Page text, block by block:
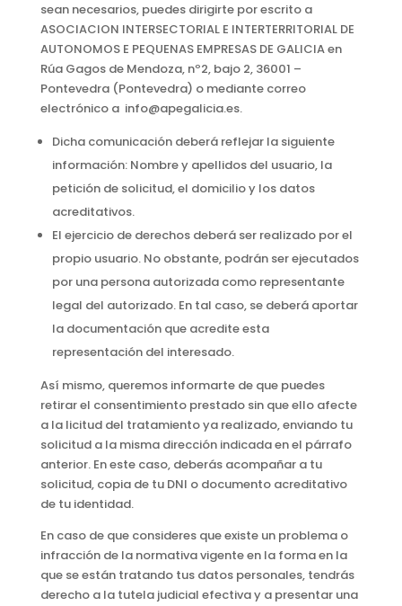
sean necesarios, puedes dirigirte por escrito a
ASOCIACION INTERSECTORIAL E INTERTERRITORIAL DE
AUTONOMOS E PEQUENAS EMPRESAS DE GALICIA en
Rúa Gagos de Mendoza, nº2, bajo 2, 36001 –
Pontevedra (Pontevedra) o mediante correo
electrónico a info@apegalicia.es.
Dicha comunicación deberá reflejar la siguiente
información: Nombre y apellidos del usuario, la
petición de solicitud, el domicilio y los datos
acreditativos.
El ejercicio de derechos deberá ser realizado por el
propio usuario. No obstante, podrán ser ejecutados
por una persona autorizada como representante
legal del autorizado. En tal caso, se deberá aportar
la documentación que acredite esta
representación del interesado.
Así mismo, queremos informarte de que puedes
retirar el consentimiento prestado sin que ello afecte
a la licitud del tratamiento ya realizado, enviando tu
solicitud a la misma dirección indicada en el párrafo
anterior. En este caso, deberás acompañar a tu
solicitud, copia de tu DNI o documento acreditativo
de tu identidad.
En caso de que consideres que existe un problema o
infracción de la normativa vigente en la forma en la
que se están tratando tus datos personales, tendrás
derecho a la tutela judicial efectiva y a presentar una